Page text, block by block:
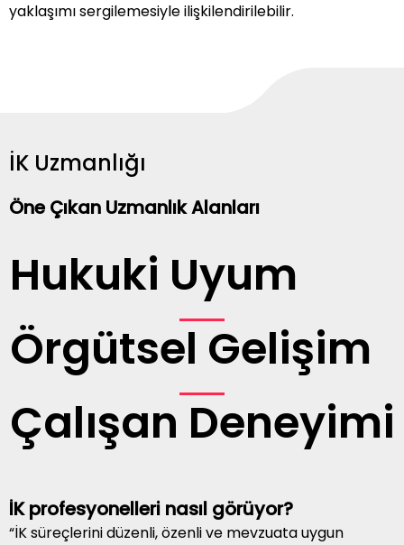
yaklaşımı sergilemesiyle ilişkilendirilebilir.
İK Uzmanlığı
Öne Çıkan Uzmanlık Alanları
Hukuki Uyum
Örgütsel Gelişim
Çalışan Deneyimi
İK profesyonelleri nasıl görüyor?
“İK süreçlerini düzenli, özenli ve mevzuata uygun